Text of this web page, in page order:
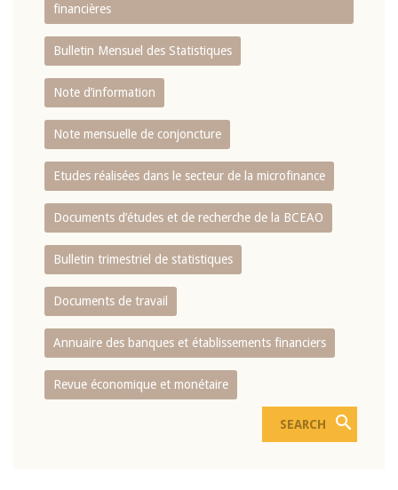
financières
Bulletin Mensuel des Statistiques
Note d’information
Note mensuelle de conjoncture
Etudes réalisées dans le secteur de la microfinance
Documents d’études et de recherche de la BCEAO
Bulletin trimestriel de statistiques
Documents de travail
Annuaire des banques et établissements financiers
Revue économique et monétaire